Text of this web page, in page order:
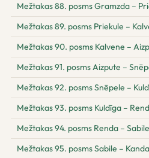
Mežtakas 88. posms Gramzda –
Mežtakas 89. posms Priekule –
Mežtakas 90. posms Kalvene –
Mežtakas 91. posms Aizpute –
Mežtakas 92. posms Snēpele –
Mežtakas 93. posms Kuldīga –
Mežtakas 94. posms Renda – Sabile
Mežtakas 95. posms Sabile –